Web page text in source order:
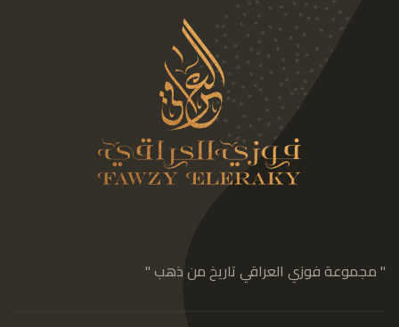
" مجموعة فوزي العراقي تاريخ من ذهب "